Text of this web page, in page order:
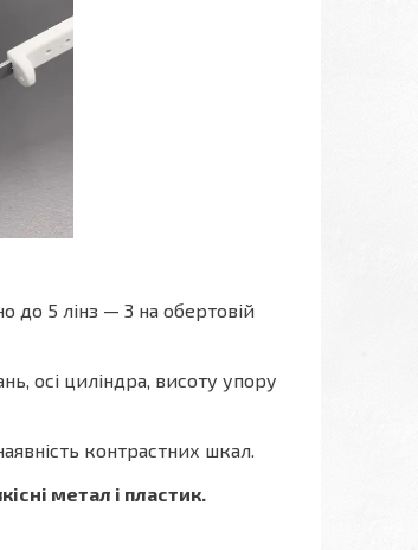
до 5 лінз — 3 на обертовій
осі циліндра, висоту упору
контрастних шкал.
метал і пластик.